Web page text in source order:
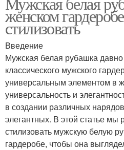
женском
стилизовать
Введение
Мужская белая рубашка
классического мужского
универсальным элементом в
универсальность и
в создании различных
элегантных. В этой статье мы
стилизовать мужскую белую
гардеробе, чтобы она